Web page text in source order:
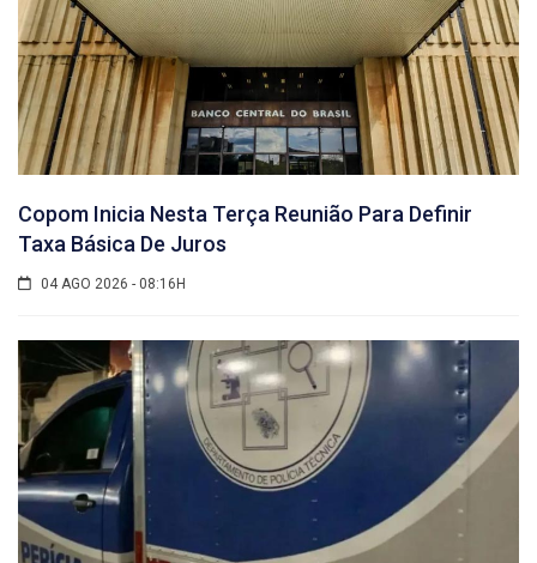
Copom Inicia Nesta Terça Reunião Para Definir
Taxa Básica De Juros
04 AGO 2026 - 08:16H